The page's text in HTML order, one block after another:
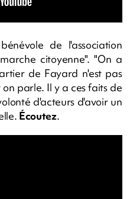
de l'association
citoyenne". "On a
de Fayard n'est pas
parle. Il y a ces faits de
d'acteurs d'avoir un
Écoutez.